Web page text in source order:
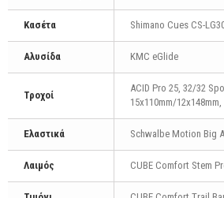
Κασέτα Shimano Cues CS-
Αλυσίδα KMC eGlide
Τροχοί
ACID Pro 25, 32/32
15x110mm/
Ελαστικά Schwalbe Motion Big
Λαιμός CUBE Comfort Stem